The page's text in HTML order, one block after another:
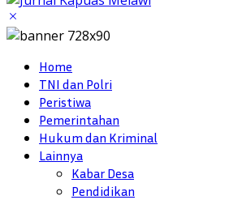
Home
TNI dan Polri
Peristiwa
Pemerintahan
Hukum dan Kriminal
Lainnya
Kabar Desa
Pendidikan